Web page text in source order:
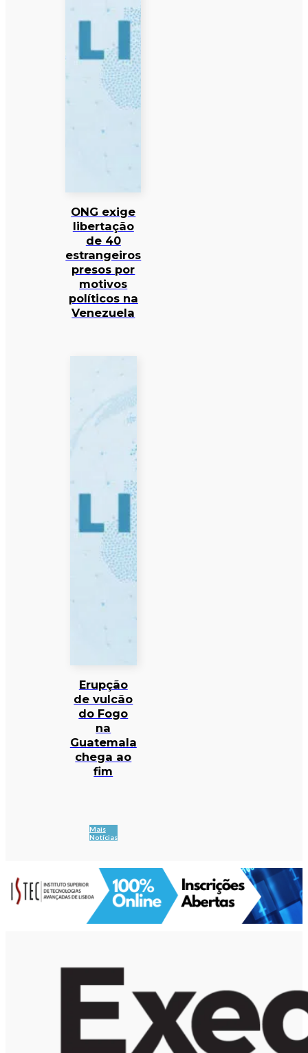
ONG exige
libertação
de 40
estrangeiros
presos por
motivos
políticos na
Venezuela
Erupção
de vulcão
do Fogo
na
Guatemala
chega ao
fim
Mais
Notícias